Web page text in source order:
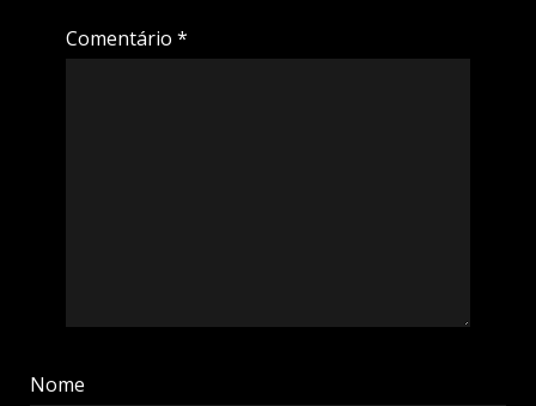
Comentário *
Nome